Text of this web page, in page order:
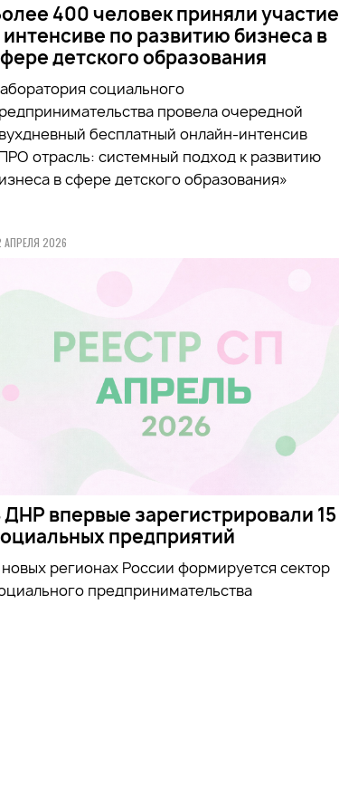
400 человек приняли участие
интенсиве по развитию бизнеса в
детского образования
социального
провела очередной
бесплатный онлайн-интенсив
отрасль: системный подход к развитию
в сфере детского образования»
АПРЕЛЯ 2026
ДНР впервые зарегистрировали 15
предприятий
регионах России формируется сектор
предпринимательства